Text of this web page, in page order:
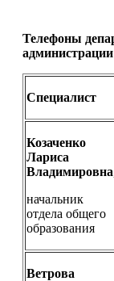
Телефоны
администрации
Специалист
Козаченко
Лариса
Владимировна
начальник
отдела общего
образования
Ветрова